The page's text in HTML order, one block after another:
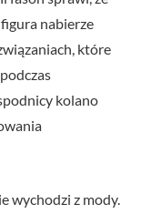
nabierze
które
kolano
wychodzi z mody.